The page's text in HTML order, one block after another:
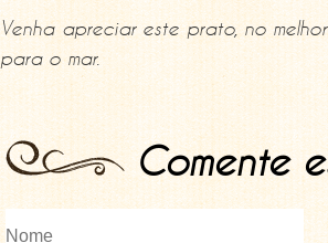
Venha apreciar este prato, no
para o mar.
Comente